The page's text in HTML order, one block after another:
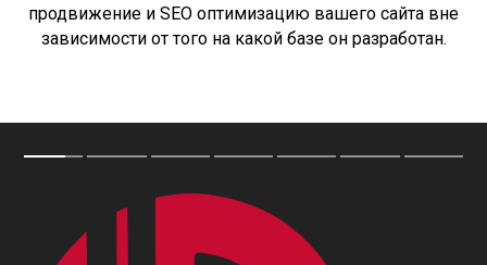
продвижение и SEO оптимизацию вашего сайта вне
зависимости от того на какой базе он разработан.